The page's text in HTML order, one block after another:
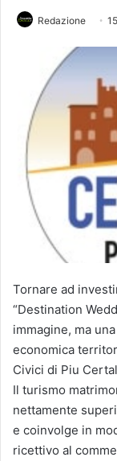
Redazione
Tornare ad
“Destination
immagine, ma
economica
Civici di Piu
Il turismo
nettamente
e coinvolge in
ricettivo al